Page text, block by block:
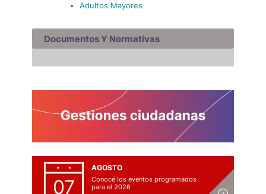
Adultos Mayores
Documentos Y Normativas
07
AGOSTO
Conocé los eventos programados
para el 2026